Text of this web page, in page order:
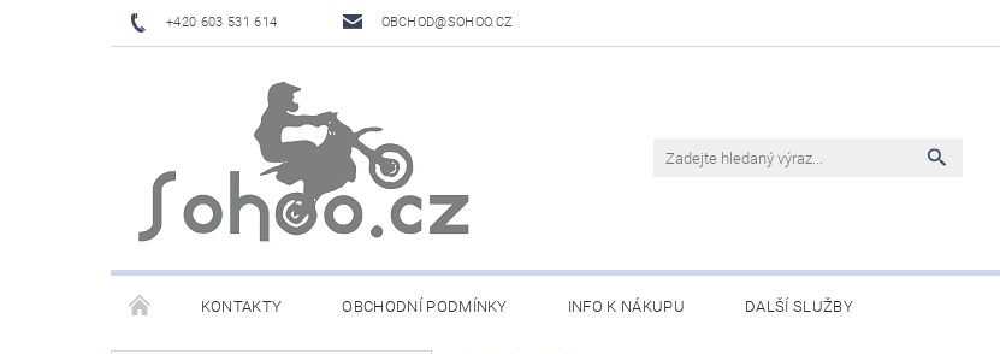
+420 603 531 614 OBCHOD@SOHOO.CZ
KONTAKTY OBCHODNÍ PODMÍNKY INFO K NÁKUPU DALŠÍ SLUŽBY